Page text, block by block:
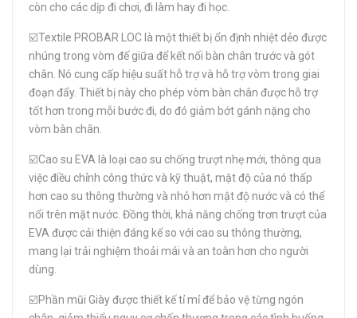
còn cho các dịp đi chơi, đi làm hay đi học.
☑️Textile PROBAR LOC là một thiết bị ổn định nhiệt dẻo được
nhúng trong vòm đế giữa để kết nối bàn chân trước và gót
chân. Nó cung cấp hiệu suất hỗ trợ và hỗ trợ vòm trong giai
đoạn đẩy. Thiết bị này cho phép vòm bàn chân được hỗ trợ
tốt hơn trong mỗi bước đi, do đó giảm bớt gánh nặng cho
vòm bàn chân.
☑️Cao su EVA là loại cao su chống trượt nhẹ mới, thông qua
việc điều chỉnh công thức và kỹ thuật, mật độ của nó thấp
hơn cao su thông thường và nhỏ hơn mật độ nước và có thể
nổi trên mặt nước. Đồng thời, khả năng chống trơn trượt của
EVA được cải thiện đáng kể so với cao su thông thường,
mang lại trải nghiệm thoải mái và an toàn hơn cho người
dùng.
☑️Phần mũi Giày được thiết kế tỉ mỉ để bảo vệ từng ngón